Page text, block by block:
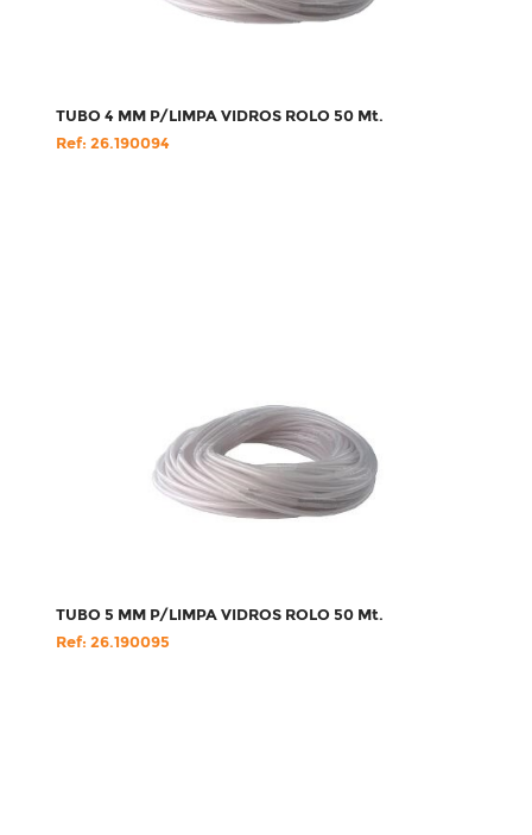
TUBO 4 MM P/LIMPA VIDROS ROLO 50 Mt.
Ref: 26.190094
TUBO 5 MM P/LIMPA VIDROS ROLO 50 Mt.
Ref: 26.190095